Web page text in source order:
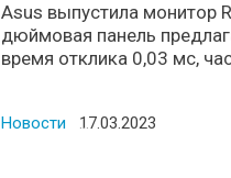
Asus выпустила монитор
дюймовая панель
время отклика 0,03 мс,
Новости Posted on
17.03.2023